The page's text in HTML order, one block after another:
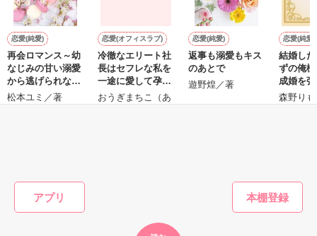
アプリ
シゴデキで冷徹な上司が見せる素顔は、なぜか想像以上に甘く
て……🐥💓🦅
※表紙も作中使用の画像も全てフリー素材です。
※執筆期間2026.6.3〜7.20完結です。
※他サイトさんにて恋愛トレンド1位でした〜良かったら読ん
で頂けると嬉しいです。
恋愛(純愛)
再会ロマンス～幼
なじみの甘い溺愛
から逃げられない
～
松本ユミ／著
恋愛(オフィスラブ)
冷徹なエリート社
長はセフレな私を
一途に愛して孕ま
せたい
おうぎまちこ（あ
恋愛(純愛)
返事も溺愛もキス
のあとで
遊野煌／著
恋愛(純愛)
結婚し
ずの俺
成婚を
した
森野り